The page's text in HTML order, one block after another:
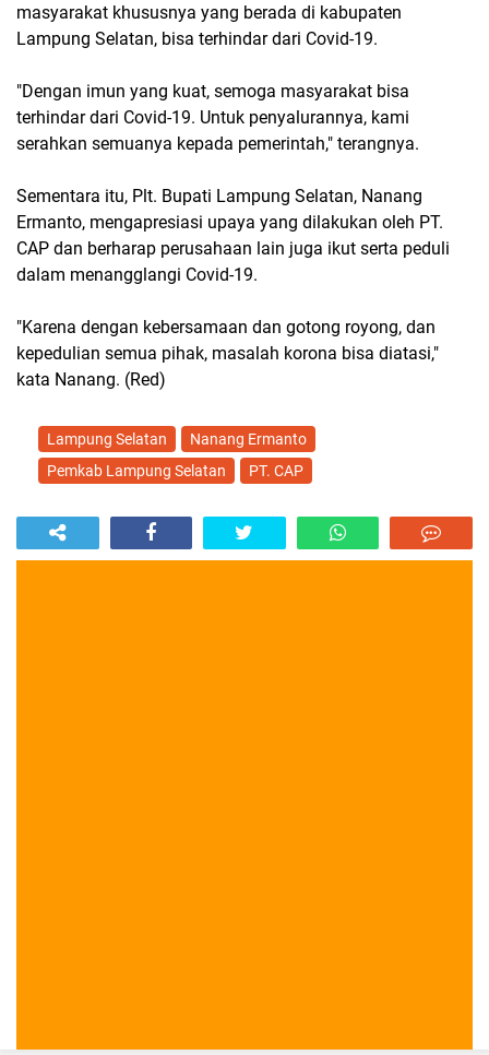
masyarakat khususnya yang berada di kabupaten
Lampung Selatan, bisa terhindar dari Covid-19.
"Dengan imun yang kuat, semoga masyarakat bisa
terhindar dari Covid-19. Untuk penyalurannya, kami
serahkan semuanya kepada pemerintah," terangnya.
Sementara itu, Plt. Bupati Lampung Selatan, Nanang
Ermanto, mengapresiasi upaya yang dilakukan oleh PT.
CAP dan berharap perusahaan lain juga ikut serta peduli
dalam menangglangi Covid-19.
"Karena dengan kebersamaan dan gotong royong, dan
kepedulian semua pihak, masalah korona bisa diatasi,"
kata Nanang. (Red)
Lampung Selatan
Nanang Ermanto
Pemkab Lampung Selatan
PT. CAP